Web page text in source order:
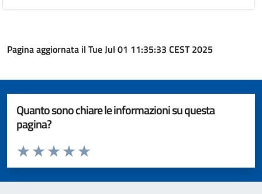
Pagina aggiornata il Tue Jul 01 11:35:33 CEST 2025
Quanto sono chiare le informazioni su questa
pagina?
Valuta da 1 a 5 stelle la pagina
Valuta 5 stelle su 5
Valuta 4 stelle su 5
Valuta 3 stelle su 5
Valuta 2 stelle su 5
Valuta 1 stelle su 5